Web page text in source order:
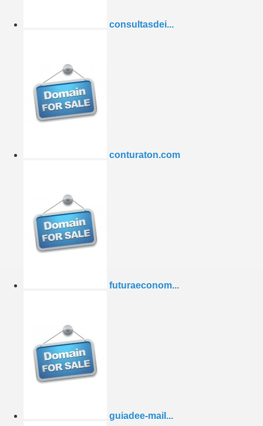
consultasdei...
conturaton.com
futuraeconom...
guiadee-mail...